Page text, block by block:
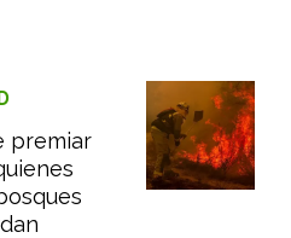
premiar